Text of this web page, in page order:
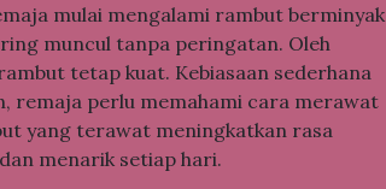
mulai mengalami rambut berminyak
muncul tanpa peringatan. Oleh
tetap kuat. Kebiasaan sederhana
remaja perlu memahami cara merawat
yang terawat meningkatkan rasa
menarik setiap hari.